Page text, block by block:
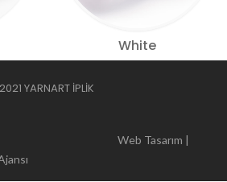
White
2021 YARNART İPLİK
|